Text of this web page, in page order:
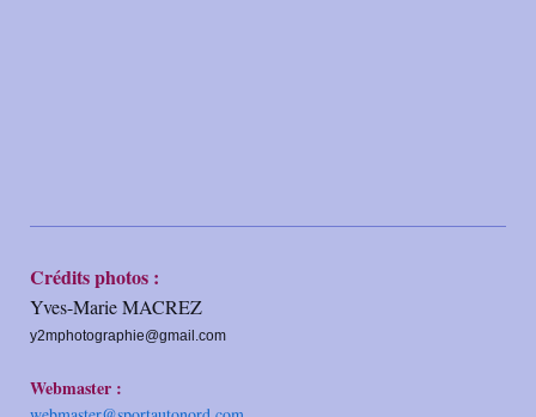
Crédits photos :
Yves-Marie MACREZ
y2mphotographie@gmail.com
Webmaster :